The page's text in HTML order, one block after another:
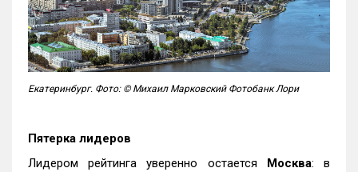
Екатеринбург. Фото: © Михаил Марковский Фотобанк Лори
Пятерка лидеров
Лидером рейтинга уверенно остается Москва: в